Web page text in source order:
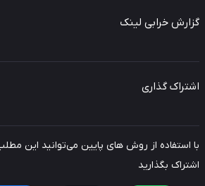
خرابی لینک
گذاری
استفاده از روش های پایین می‌توانید این مطلب
بگذارید